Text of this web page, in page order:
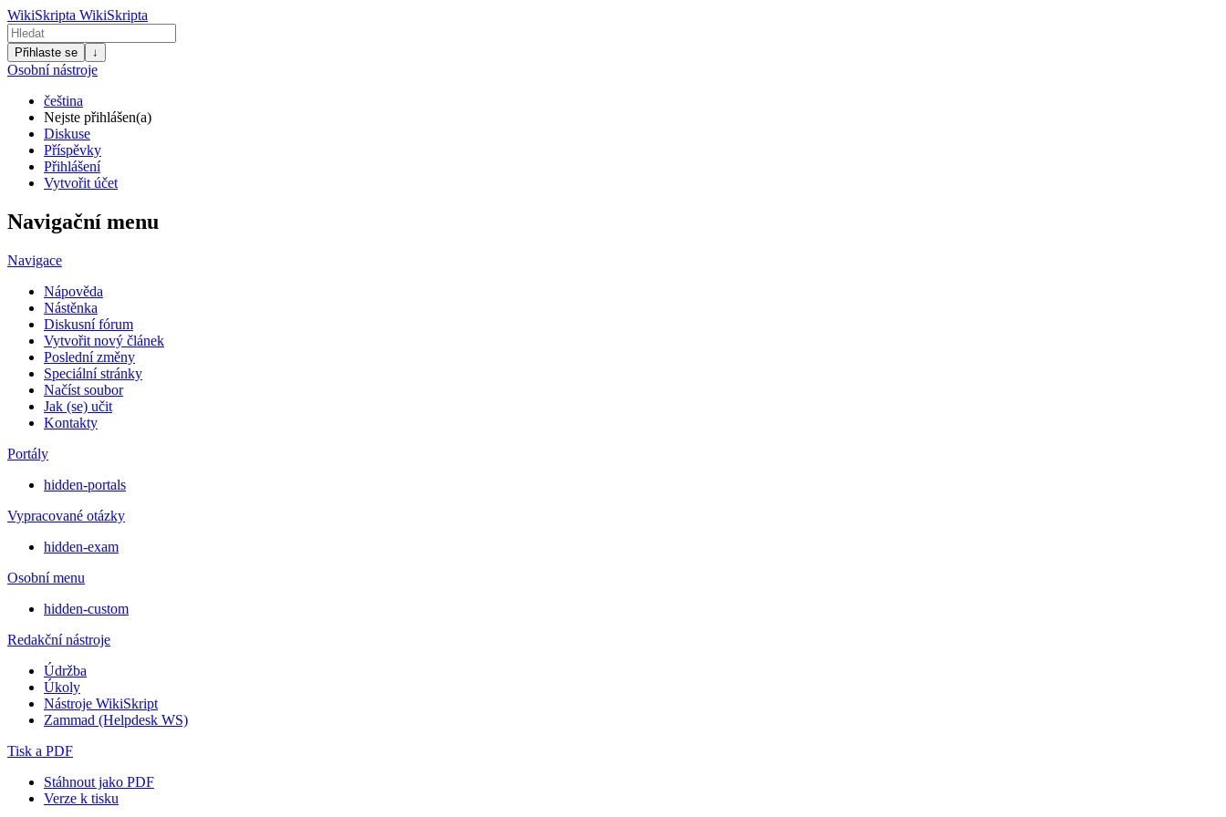
WikiSkripta WikiSkripta
Přihlaste se ↓
Osobní nástroje
čeština
Nejste přihlášen(a)
Diskuse
Příspěvky
Přihlášení
Vytvořit účet
Navigační menu
Navigace
Nápověda
Nástěnka
Diskusní fórum
Vytvořit nový článek
Poslední změny
Speciální stránky
Načíst soubor
Jak (se) učit
Kontakty
Portály
hidden-portals
Vypracované otázky
hidden-exam
Osobní menu
hidden-custom
Redakční nástroje
Údržba
Úkoly
Nástroje WikiSkript
Zammad (Helpdesk WS)
Tisk a PDF
Stáhnout jako PDF
Verze k tisku